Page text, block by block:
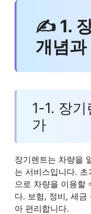
✍ 1.
개념과
1-1. 장
가
장기렌트는 차량을
는 서비스입니다.
으로 차량을 이용할
다. 보험, 정비, 세금
아 편리합니다.